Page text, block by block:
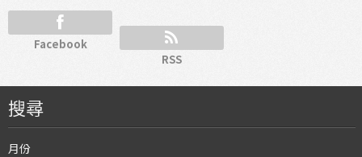
Facebook
RSS
搜尋
月份